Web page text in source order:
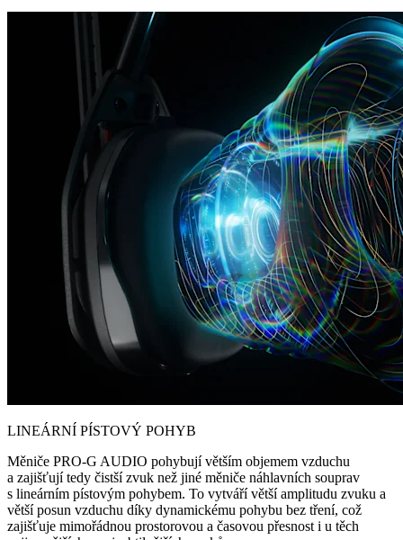
LINEÁRNÍ PÍSTOVÝ POHYB
Měniče PRO-G AUDIO pohybují větším objemem vzduchu
a zajišťují tedy čistší zvuk než jiné měniče náhlavních souprav
s lineárním pístovým pohybem. To vytváří větší amplitudu zvuku a
větší posun vzduchu díky dynamickému pohybu bez tření, což
zajišťuje mimořádnou prostorovou a časovou přesnost i u těch